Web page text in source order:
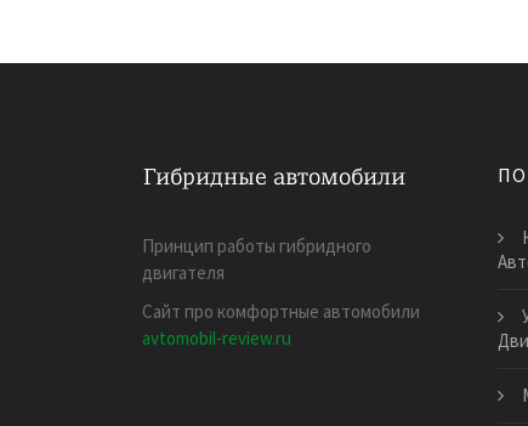
Принцип работы гибридного
двигателя
Сайт про комфортные автомобили
avtomobil-review.ru